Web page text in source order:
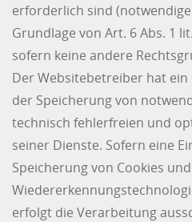
erforderlich sind
Grundlage von Art. 6 Abs. 1
sofern keine andere
Der Websitebetreiber hat
der Speicherung von
technisch fehlerfreien und
seiner Dienste. Sofern eine
Speicherung von Cookies
erfolgt die Verarbeitung